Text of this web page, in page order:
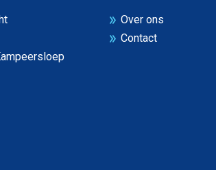
Over ons
Contact